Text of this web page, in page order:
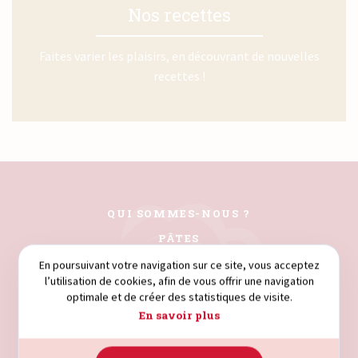
Nos recettes
Faites varier les plaisirs, en découvrant de nouvelles
recettes !
En poursuivant votre navigation sur ce site, vous acceptez
l’utilisation de cookies, afin de vous offrir une navigation
optimale et de créer des statistiques de visite.
En savoir plus
QUI SOMMES-NOUS ?
PÂTES
COUSCOUS
FARINES
SEMOULE